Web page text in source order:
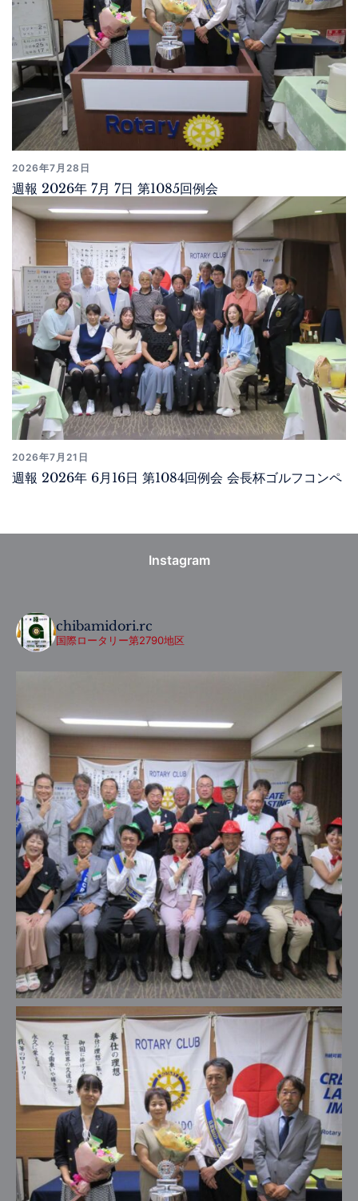
2026年7月28日
週報 2026年 7月 7日 第1085回例会
2026年7月21日
週報 2026年 6月16日 第1084回例会 会長杯ゴルフコンペ
Instagram
chibamidori.rc
国際ロータリー第2790地区